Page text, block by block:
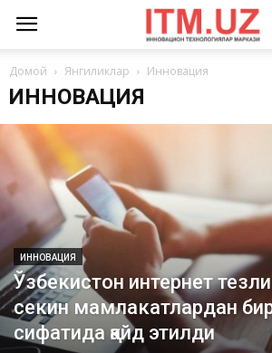
Домой Янгиликлар Инновация
ИННОВАЦИЯ
ИННОВАЦИЯ
Ўзбекистон интернет
секин мамлакатлардан
сифатида қайд этилди